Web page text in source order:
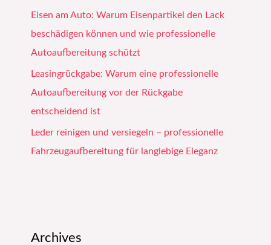
Eisen am Auto: Warum Eisenpartikel den Lack
beschädigen können und wie professionelle
Autoaufbereitung schützt
Leasingrückgabe: Warum eine professionelle
Autoaufbereitung vor der Rückgabe
entscheidend ist
Leder reinigen und versiegeln – professionelle
Fahrzeugaufbereitung für langlebige Eleganz
Archives